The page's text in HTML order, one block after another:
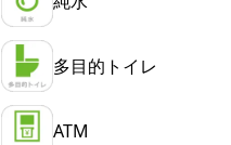
多目的トイレ
ATM